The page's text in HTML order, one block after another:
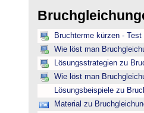
Bruchterme kürzen - Test
Wie löst man
Lösungsstrategien zu
Wie löst man
Lösungsbeispiele zu
Material zu